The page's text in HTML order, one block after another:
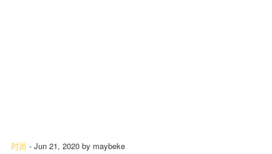
时尚 - Jun 21, 2020 by maybeke